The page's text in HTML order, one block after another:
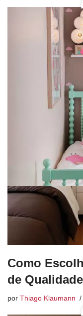
Como
de
por Thiago Klaumann